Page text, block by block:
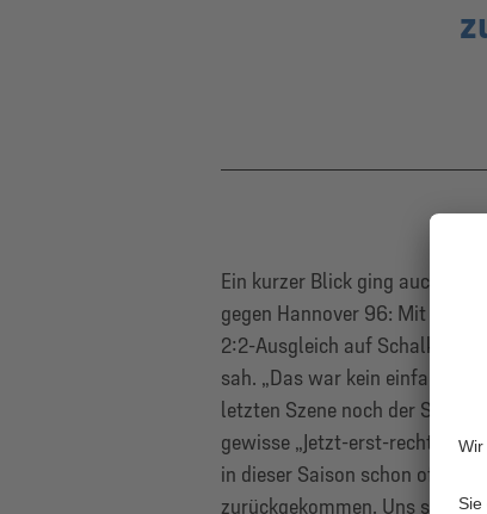
Ein kurzer Blick ging auch
gegen Hannover 96: Mit der
2:2-Ausgleich auf Schalke
sah. „Das war kein einfacher
letzten Szene noch der Sieg
gewisse „Jetzt-erst-recht-
in dieser Saison schon oft
zurückgekommen. Uns so wie